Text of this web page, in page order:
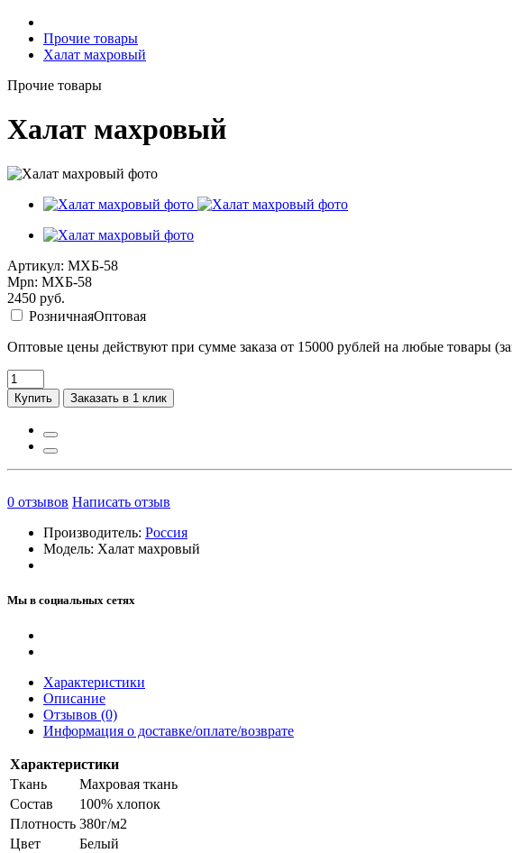
Прочие товары
Халат махровый
Прочие товары
Халат махровый
Артикул: МХБ-58
Mpn: МХБ-58
2450 руб.
РозничнаяОптовая
Оптовые цены действуют при сумме заказа от 15000 рублей на любые товары
Купить Заказать в 1 клик
0 отзывов Написать отзыв
Производитель: Россия
Модель: Халат махровый
Мы в социальных сетях
Характеристики
Описание
Отзывов (0)
Информация о доставке/оплате/возврате
Характеристики
Ткань
Махровая ткань
Состав
100% хлопок
Плотность 380г/м2
Цвет
Белый